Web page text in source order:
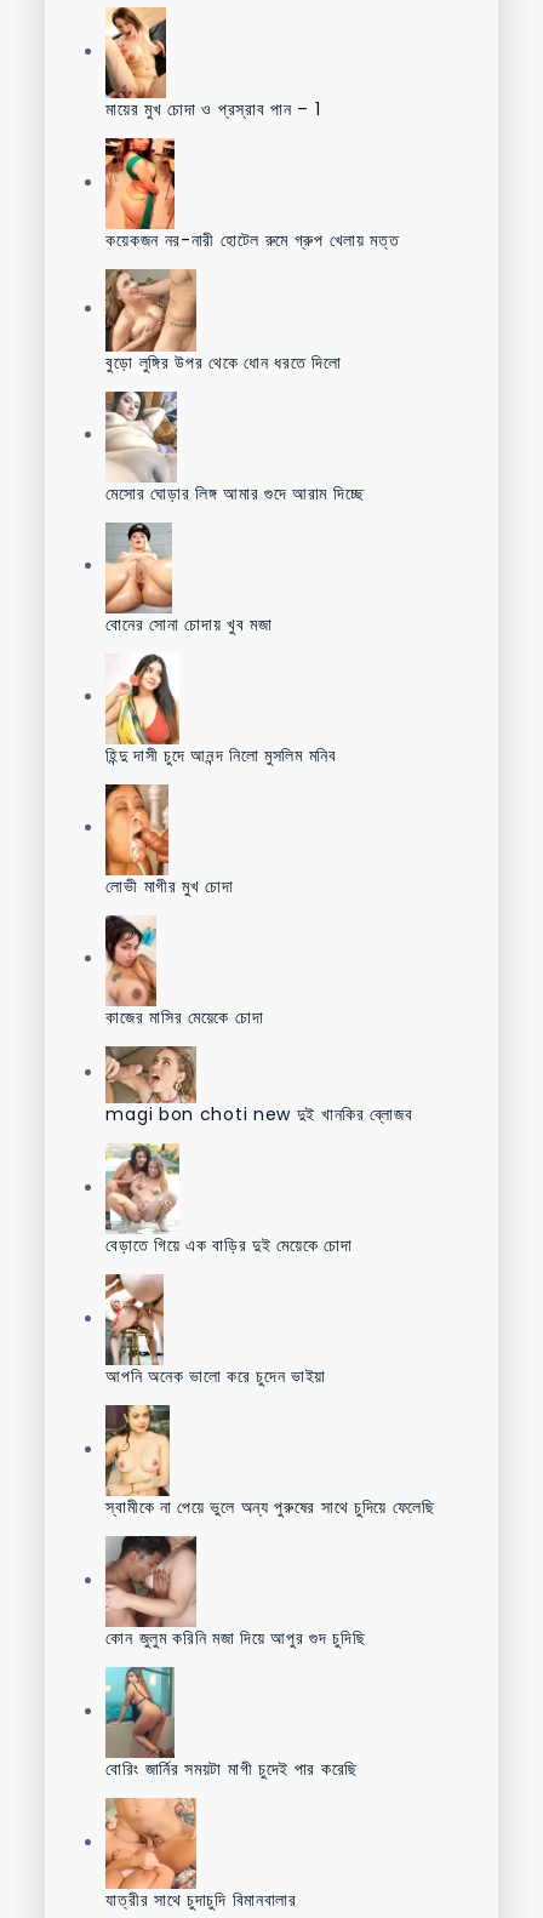
মায়ের মুখ চোদা ও প্রস্রাব পান – 1
কয়েকজন নর-নারী হোটেল রুমে গ্রুপ খেলায় মত্ত
বুড়ো লুঙ্গির উপর থেকে ধোন ধরতে দিলো
মেসোর ঘোড়ার লিঙ্গ আমার গুদে আরাম দিচ্ছে
বোনের সোনা চোদায় খুব মজা
হিন্দু দাসী চুদে আনন্দ নিলো মুসলিম মনিব
লোভী মাগীর মুখ চোদা
কাজের মাসির মেয়েকে চোদা
magi bon choti new দুই খানকির ব্লোজব
বেড়াতে গিয়ে এক বাড়ির দুই মেয়েকে চোদা
আপনি অনেক ভালো করে চুদেন ভাইয়া
স্বামীকে না পেয়ে ভুলে অন্য পুরুষের সাথে চুদিয়ে ফেলেছি
কোন জুলুম করিনি মজা দিয়ে আপুর গুদ চুদিছি
বোরিং জার্নির সময়টা মাগী চুদেই পার করেছি
যাত্রীর সাথে চুদাচুদি বিমানবালার